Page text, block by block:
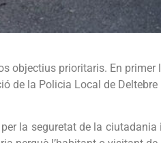
objectius prioritaris. En
de la Policia Local de Deltebre
la seguretat de la